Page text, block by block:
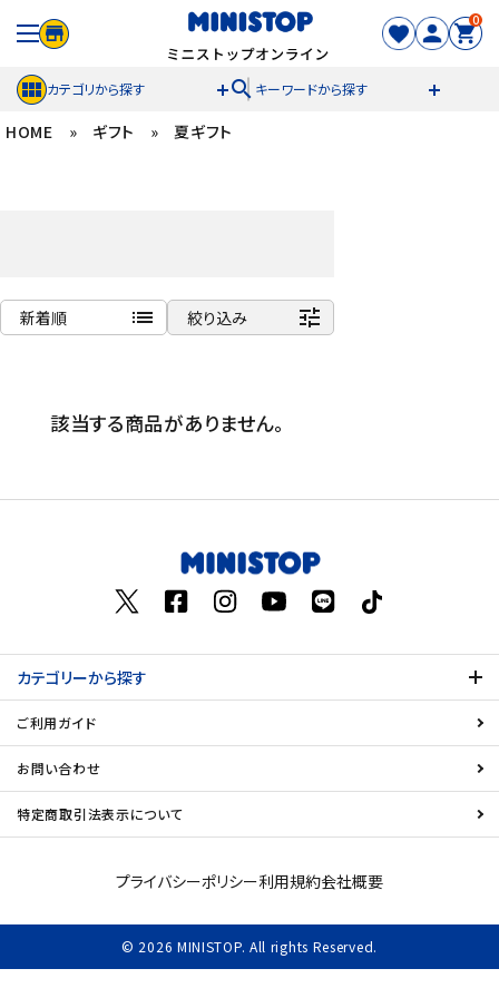
0
カテゴリから探す search キーワードから探す
ACCOUNT MENU
カテゴリから探す
スイーツ
お菓子
日用品
ギフト
セール
フードロス
ペット用品
SHOP GUIDE
HOME » ギフト » 夏ギフト
新着順 list
発売日順
絞り込み tune
該当する商品がありません。
カテゴリーから探す
ご利用ガイド
お問い合わせ
特定商取引法表示について
プライバシーポリシー利用規約会社概要
© 2026 MINISTOP. All rights Reserved.